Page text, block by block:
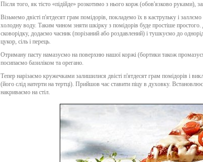
Після того, як тісто «підійде» розкотимо з нього корж (обов'язково руками),
Візьмемо двісті п'ятдесят грам помідорів, покладемо їх в каструльку і
холодну воду. Таким чином зняти шкірку з помідорів буде простіше
сковорідку, додаємо часник (порізаний або роздавлений) і тушкуємо до
цукор, сіль і перець.
Отриману пасту намазуємо на поверхню нашої коржі (бортики також
посипаємо базиліком та орегано.
Тепер нарізаємо кружечками залишилися двісті п'ятдесят грам помідорів і
(його слід натерти на тертці). Прийшов час ставити піцу в духовку.
накриваємо на стіл.